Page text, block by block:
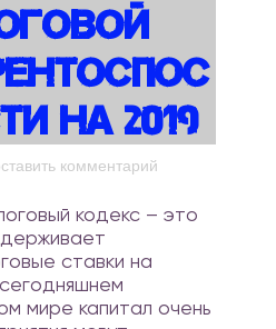
На 2019
комментарий
кодекс – это
ставки на
мире капитал очень